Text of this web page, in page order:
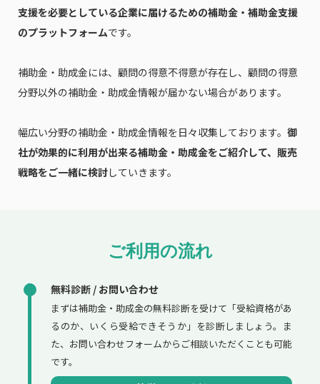
支援を必要としている企業に届けるための補助金・補助金支援
のプラットフォームです。
補助金・助成金には、顧問の得意不得意が存在し、顧問の得意
分野以外の補助金・助成金情報が届かない場合があります。
幅広い分野の補助金・助成金情報を日々収集しております。 御
社が効果的に利用が出来る補助金・助成金をご紹介して、販売
戦略をご一緒に検討していきます。
ご利用の流れ
無料診断 / お問い合わせ
まずは補助金・助成金の無料診断を受けて「受給資格があ
るのか、いくら受給できそうか」を診断しましょう。ま
た、お問い合わせフォームからご相談いただくことも可能
です。